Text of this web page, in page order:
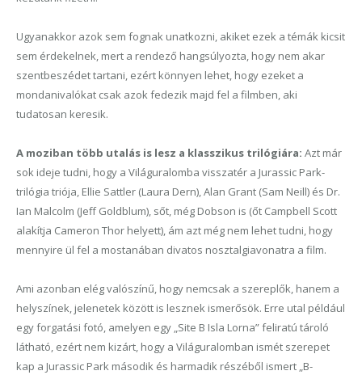
Ugyanakkor azok sem fognak unatkozni, akiket ezek a témák kicsit
sem érdekelnek, mert a rendező hangsúlyozta, hogy nem akar
szentbeszédet tartani, ezért könnyen lehet, hogy ezeket a
mondanivalókat csak azok fedezik majd fel a filmben, aki
tudatosan keresik.
A moziban több utalás is lesz a klasszikus trilógiára: Azt már
sok ideje tudni, hogy a Világuralomba visszatér a Jurassic Park-
trilógia triója, Ellie Sattler (Laura Dern), Alan Grant (Sam Neill) és Dr.
Ian Malcolm (Jeff Goldblum), sőt, még Dobson is (őt Campbell Scott
alakítja Cameron Thor helyett), ám azt még nem lehet tudni, hogy
mennyire ül fel a mostanában divatos nosztalgiavonatra a film.
Ami azonban elég valószínű, hogy nemcsak a szereplők, hanem a
helyszínek, jelenetek között is lesznek ismerősök. Erre utal például
egy forgatási fotó, amelyen egy „Site B Isla Lorna” feliratú tároló
látható, ezért nem kizárt, hogy a Világuralomban ismét szerepet
kap a Jurassic Park második és harmadik részéből ismert „B-